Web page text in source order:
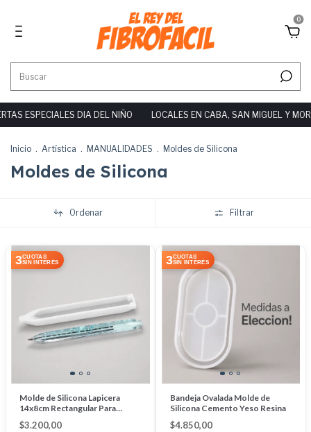
0
DIA DEL NIÑO LOCALES EN CABA, SAN MIGUEL Y MORÓN 10% OFF!
Inicio . Artística . MANUALIDADES . Moldes de Silicona
Moldes de Silicona
Ordenar Filtrar
3CUOTAS
SIN INTERÉS
Molde de Silicona Lapicera
14x8cm Rectangular Para
Resina
$3.200,00
3CUOTAS
SIN INTERÉS
Bandeja Ovalada Molde de
Silicona Cemento Yeso Resina
$4.850,00